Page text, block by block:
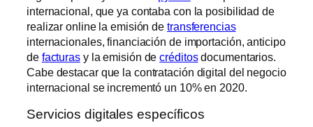
internacional, que ya contaba con la posibilidad de
realizar online la emisión de transferencias
internacionales, financiación de importación, anticipo
de facturasy la emisión decréditosdocumentarios.
Cabe destacar que la contratación digital del negocio
internacional se incrementó un 10% en 2020.
Servicios digitales específicos